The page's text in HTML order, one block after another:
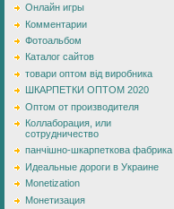
Онлайн игры
Комментарии
Фотоальбом
Каталог сайтов
товари оптом від виробника
ШКАРПЕТКИ ОПТОМ 2020
Оптом от производителя
Коллаборация, или
сотрудничество
панчішно-шкарпеткова фабрика
Идеальные дороги в Украине
Monetization
Монетизация